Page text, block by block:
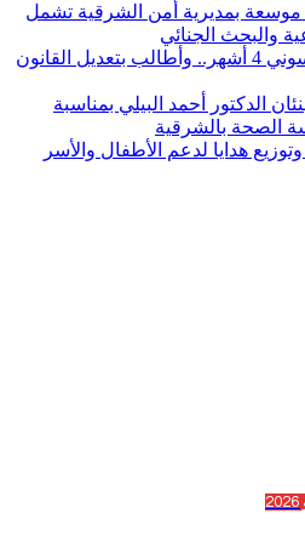
موسعة بمديرية أمن الشرقية تشمل
والبحث الجنائي
إبراهيم سعيد: بناتي حبسوني 4 أشهر.. وأطالب بتعديل القانون
وموقع ترند 24 يهنئان الدكتور أحمد البيلي بمناسبة
الصحة بالشرقية
هدايا لدعم الأطفال والأسر